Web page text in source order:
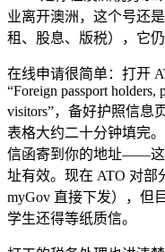
业离开澳洲，这个号还
租、股息、版税），它仍
在线申请很简单：打开
“Foreign passport holders,
visitors”，备好护照信息
表格大约二十分钟填完
信函寄到你的地址——这
址有效。现在 ATO 对部
myGov 直接下发），但
学生还得等纸质信。